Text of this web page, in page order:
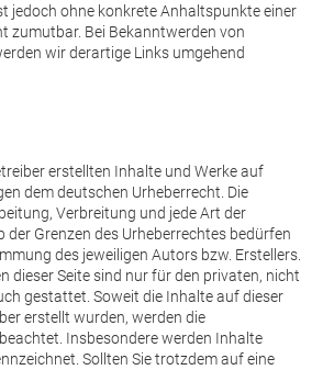
jedoch ohne konkrete Anhaltspunkte einer
zumutbar. Bei Bekanntwerden von
wir derartige Links umgehend
erstellten Inhalte und Werke auf
dem deutschen Urheberrecht. Die
Verbreitung und jede Art der
Grenzen des Urheberrechtes bedürfen
des jeweiligen Autors bzw. Erstellers.
dieser Seite sind nur für den privaten, nicht
gestattet. Soweit die Inhalte auf dieser
erstellt wurden, werden die
Insbesondere werden Inhalte
Sollten Sie trotzdem auf eine